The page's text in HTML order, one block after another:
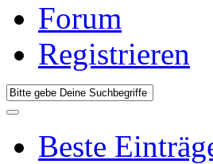
Forum
Registrieren
Beste